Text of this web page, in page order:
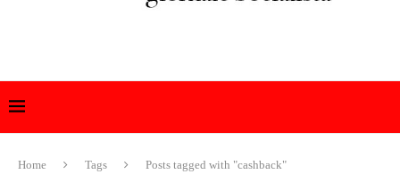
Home Tags Posts tagged with "cashback"